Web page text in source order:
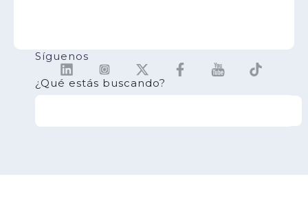
Síguenos
¿Qué estás buscando?